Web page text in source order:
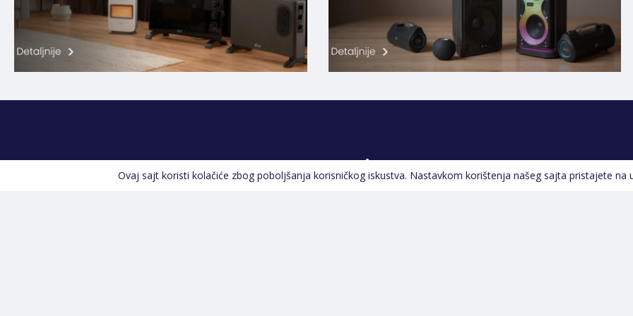
Pratite nas
Ovaj sajt koristi kolačiće zbog poboljšanja korisničkog iskustva. Nastavkom korištenja našeg sajta pristajete na